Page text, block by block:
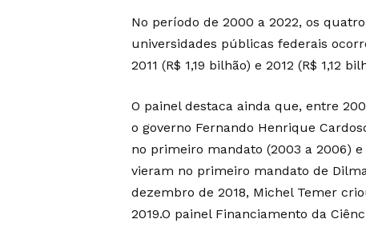
No período de 2000 a 2022, os
universidades públicas federais
2011 (R$ 1,19 bilhão) e 2012 (R$ 1,12
O painel destaca ainda que, entre
o governo Fernando Henrique
no primeiro mandato (2003 a 2006)
vieram no primeiro mandato de
dezembro de 2018, Michel Temer
2019.O painel Financiamento da